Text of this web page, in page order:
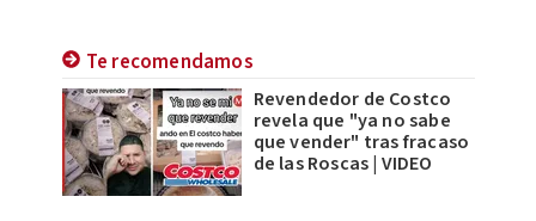
Te recomendamos
Revendedor de Costco
revela que "ya no sabe
que vender" tras fracaso
de las Roscas | VIDEO